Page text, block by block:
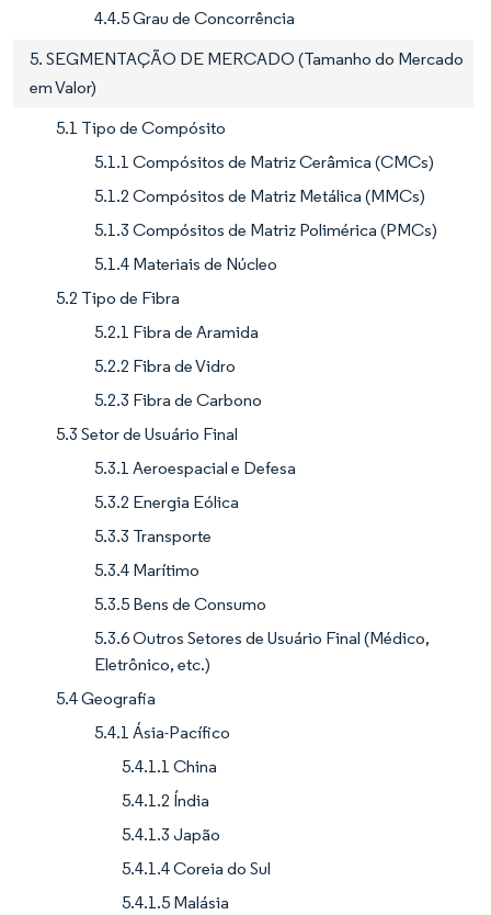
4.4.5 Grau de Concorrência
5. SEGMENTAÇÃO DE MERCADO (Tamanho do Mercado
em Valor)
5.1 Tipo de Compósito
5.1.1 Compósitos de Matriz Cerâmica (CMCs)
5.1.2 Compósitos de Matriz Metálica (MMCs)
5.1.3 Compósitos de Matriz Polimérica (PMCs)
5.1.4 Materiais de Núcleo
5.2 Tipo de Fibra
5.2.1 Fibra de Aramida
5.2.2 Fibra de Vidro
5.2.3 Fibra de Carbono
5.3 Setor de Usuário Final
5.3.1 Aeroespacial e Defesa
5.3.2 Energia Eólica
5.3.3 Transporte
5.3.4 Marítimo
5.3.5 Bens de Consumo
5.3.6 Outros Setores de Usuário Final (Médico,
Eletrônico, etc.)
5.4 Geografia
5.4.1 Ásia-Pacífico
5.4.1.1 China
5.4.1.2 Índia
5.4.1.3 Japão
5.4.1.4 Coreia do Sul
5.4.1.5 Malásia